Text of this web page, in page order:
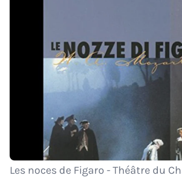
Les noces de Figaro - Théâtre du